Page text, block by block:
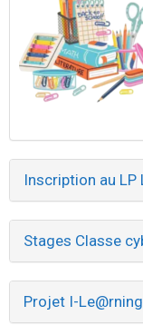
Inscription au LP
Stages Classe
Projet I-